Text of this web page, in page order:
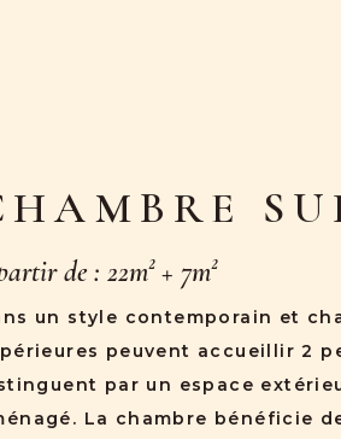
de : 22m² + 7m²
un style contemporain et
peuvent accueillir 2
par un espace
La chambre bénéficie